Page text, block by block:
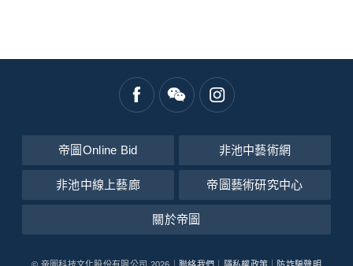
帝圖Online Bid 非池中藝術網
非池中線上藝廊 帝圖藝術研究中心
關於帝圖